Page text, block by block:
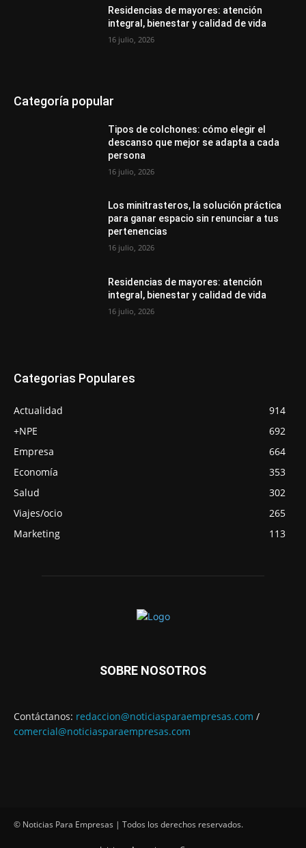
Residencias de mayores: atención
integral, bienestar y calidad de vida
16 julio, 2026
Categoría popular
Tipos de colchones: cómo elegir el
descanso que mejor se adapta a cada
persona
16 julio, 2026
Los minitrasteros, la solución práctica
para ganar espacio sin renunciar a tus
pertenencias
16 julio, 2026
Residencias de mayores: atención
integral, bienestar y calidad de vida
16 julio, 2026
Categorias Populares
Actualidad
914
+NPE
692
Empresa
664
Economía
353
Salud
302
Viajes/ocio
265
Marketing
113
SOBRE NOSOTROS
Contáctanos: redaccion@noticiasparaempresas.com /
comercial@noticiasparaempresas.com
© Noticias Para Empresas | Todos los derechos reservados.